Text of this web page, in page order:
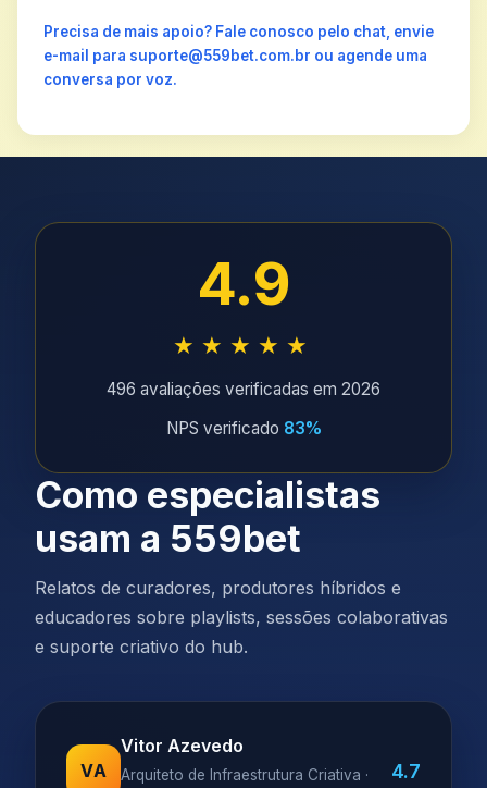
Precisa de mais apoio? Fale conosco pelo chat, envie
e-mail para suporte@559bet.com.br ou agende uma
conversa por voz.
4.9
★★★★★
496 avaliações verificadas em 2026
NPS verificado 83%
Como especialistas
usam a 559bet
Relatos de curadores, produtores híbridos e
educadores sobre playlists, sessões colaborativas
e suporte criativo do hub.
VA
Vitor Azevedo
Arquiteto de Infraestrutura Criativa ·
4.7